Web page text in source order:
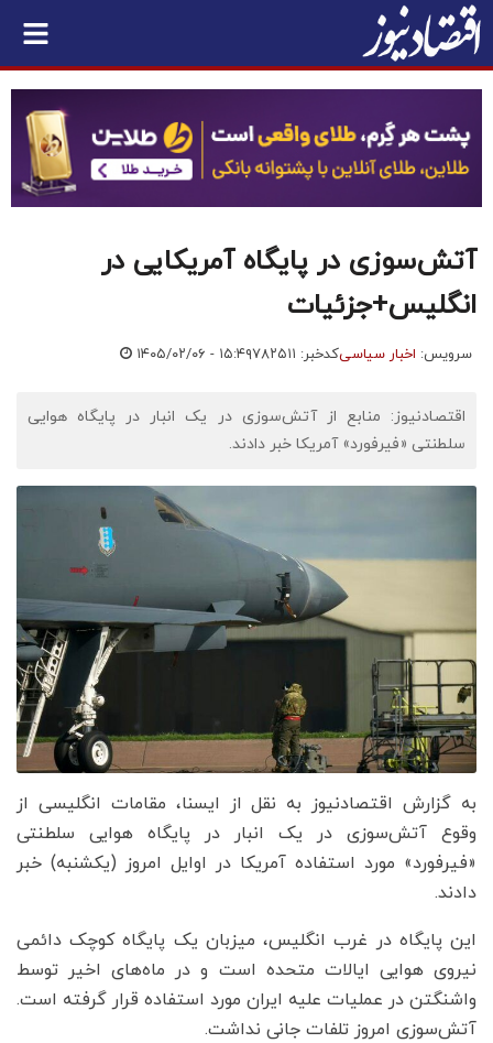
آتش‌سوزی در پایگاه آمریکایی در
انگلیس+جزئیات
سرویس: اخبار سیاسیکدخبر: ۷۸۲۵۱۱ ۱۴۰۵/۰۲/۰۶ - ۱۵:۴۹
اقتصادنیوز: منابع از آتش‌سوزی در یک انبار در پایگاه هوایی
سلطنتی «فیرفورد» آمریکا خبر دادند.
به گزارش اقتصادنیوز به نقل از ایسنا، مقامات انگلیسی از
وقوع آتش‌سوزی در یک انبار در پایگاه هوایی سلطنتی
«فیرفورد» مورد استفاده آمریکا در اوایل امروز (یکشنبه) خبر
دادند.
این پایگاه در غرب انگلیس، میزبان یک پایگاه کوچک دائمی
نیروی هوایی ایالات متحده است و در ماه‌های اخیر توسط
واشنگتن در عملیات علیه ایران مورد استفاده قرار گرفته است.
آتش‌سوزی امروز تلفات جانی نداشت.